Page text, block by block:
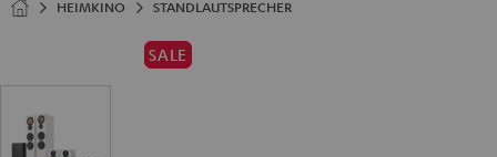
HEIMKINO STANDLAUTSPRECHER
SALE